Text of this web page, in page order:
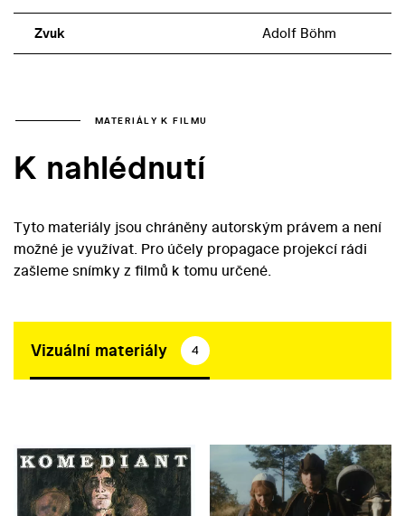
Zvuk Adolf Böhm
MATERIÁLY K FILMU
K nahlédnutí
Tyto materiály jsou chráněny autorským právem a není
možné je využívat. Pro účely propagace projekcí rádi
zašleme snímky z filmů k tomu určené.
Vizuální materiály 4